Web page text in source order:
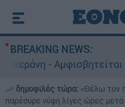
BREAKING NEWS:
- Αμφισβητείται το
δημοφιλές τώρα: «Θέλω τον
παρέσυρε νύφη λίγες ώρες